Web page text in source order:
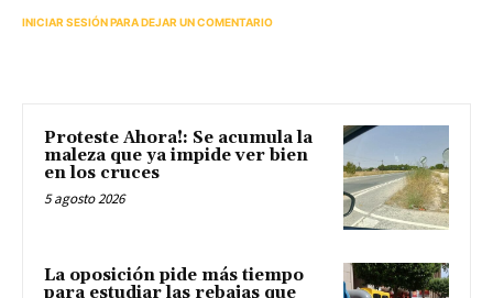
INICIAR SESIÓN PARA DEJAR UN COMENTARIO
Proteste Ahora!: Se acumula la
maleza que ya impide ver bien
en los cruces
5 agosto 2026
La oposición pide más tiempo
para estudiar las rebajas que